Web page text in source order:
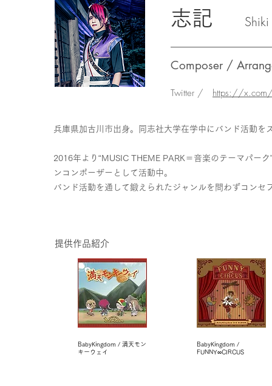
志記 Shiki
Composer /
Twitter / https://
兵庫県加古川市出身。同志社大学在学中にバンド活動を
2016年より“MUSIC THEME PARK＝音楽のテーマパー
ンコンポーザーとして活動中。
バンド活動を通して鍛えられたジャンルを問わずコンセ
提供作品紹介
BabyKingdom / 満天モン
キーウェイ
BabyKingdom /
FUNNY∞CIRCUS